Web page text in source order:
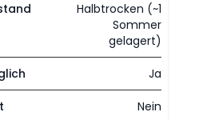
Halbtrocken (~1
Sommer
gelagert)
Ja
Nein